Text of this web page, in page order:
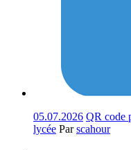
05.07.2026 QR code
lycée Parscahour